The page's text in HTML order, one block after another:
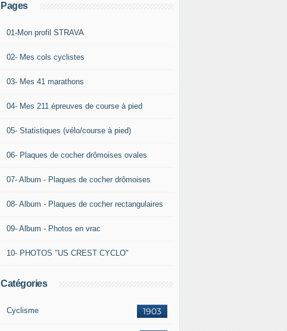
Pages
01-Mon profil STRAVA
02- Mes cols cyclistes
03- Mes 41 marathons
04- Mes 211 épreuves de course à pied
05- Statistiques (vélo/course à pied)
06- Plaques de cocher drômoises ovales
07- Album - Plaques de cocher drômoises
08- Album - Plaques de cocher rectangulaires
09- Album - Photos en vrac
10- PHOTOS "US CREST CYCLO"
Catégories
1903
Cyclisme